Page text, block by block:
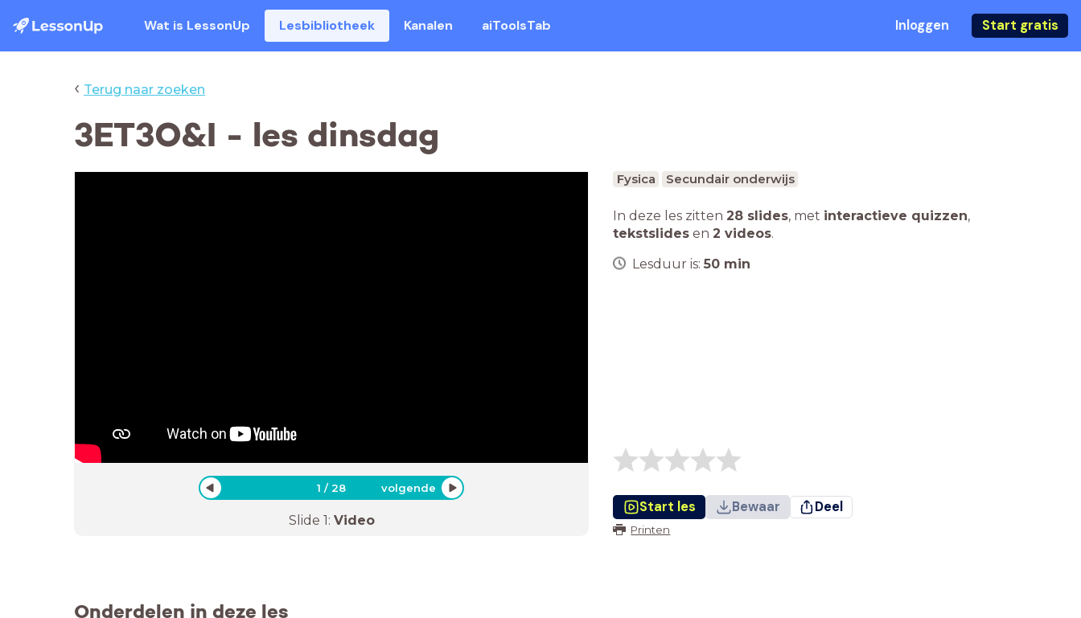
Wat is LessonUp Lesbibliotheek Kanalen aiToolsTab Inloggen Start gratis
‹ Terug naar zoeken
3ET3O&I - les dinsdag
1 /28 volgende
Slide 1: Video
Fysica Secundair onderwijs
In deze les zitten 28 slides, met interactieve quizzen,
tekstslides en 2 videos.
Lesduur is: 50 min
Start les Bewaar Deel
Printen
Onderdelen in deze les